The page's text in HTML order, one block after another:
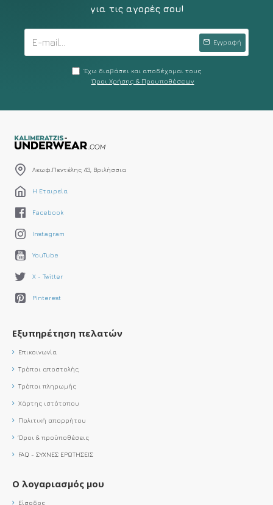
για τις αγορές σου!
Εγγραφή
Έχω διαβάσει και αποδέχομαι τους
Όροι Χρήσης & Προυποθέσεων
Λεωφ.Πεντέλης 43, Βριλήσσια
Η Εταιρεία
Facebook
Instagram
YouTube
X - Twitter
Pinterest
Εξυπηρέτηση πελατών
Επικοινωνία
Τρόποι αποστολής
Τρόποι πληρωμής
Χάρτης ιστότοπου
Πολιτική απορρήτου
Όροι & προϋποθέσεις
FAQ - ΣΥΧΝΕΣ ΕΡΩΤΗΣΕΙΣ
Ο λογαριασμός μου
Είσοδος